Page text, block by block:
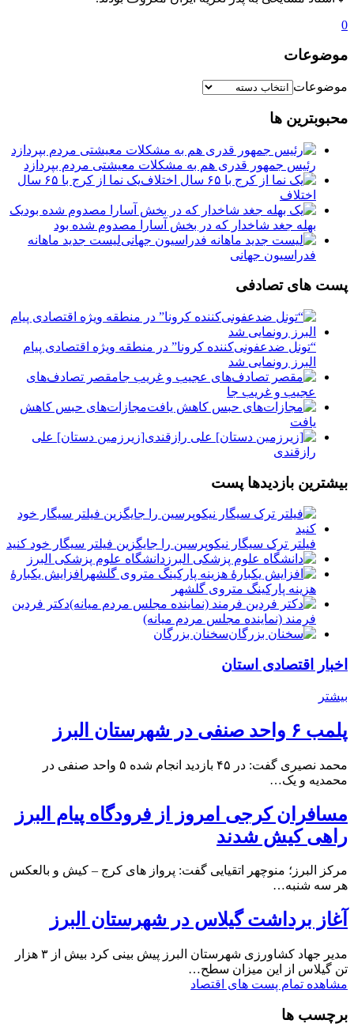
0
موضوعات
موضوعات
محبوبترین ها
رئیس جمهور قدری هم به مشکلات معیشتی مردم بپردازد
یک نما از کرج با ۶۵ سال
اختلاف
یک
بهله جغد شاخدار که در بخش آسارا مصدوم شده بود
لیست جدید ماهانه
فدراسیون جهانی
پست های تصادفی
“تونل ضدعفونی‌کننده کرونا” در منطقه ویژه اقتصادی پیام
البرز رونمایی شد
مقصر تصادف‌های
عجیب و غریب جا
️مجازات‌های حبس کاهش
یافت
[زیرزمین دستان] علی
رازقندی
بیشترین بازدیدها پست
فیلتر ترک سیگار نیکوپرسین را جایگزین فیلتر سیگار خود کنید
دانشگاه علوم پزشکی البرز
افزایش یکبارۀ
هزینه پارکینگ متروی گلشهر
دكتر فردين
فرمند (نماينده مجلس مردم میانه)
سخنان بزرگان
اخبار اقتصادی استان
بیشتر
پلمب ۶ واحد صنفی در شهرستان البرز
محمد نصیری گفت: در ۴۵ بازدید انجام شده ۵ واحد صنفی در
محمدیه و یک…
مسافران کرجی امروز از فرودگاه پیام البرز
راهی کیش شدند
مرکز البرز؛ منوچهر اتقیایی گفت: پرواز های کرج – کیش و بالعکس
هر سه شنبه…
آغاز برداشت گیلاس در شهرستان البرز
مدیر جهاد کشاورزی شهرستان البرز پیش بینی کرد بیش از ۳ هزار
تن گیلاس از این میزان سطح…
مشاهده تمام پست های اقتصاد
برچسب ها